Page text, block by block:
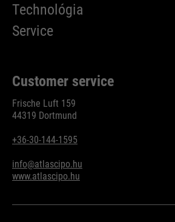
Technológia
Service
Customer service
Frische Luft 159
44319 Dortmund
+36-30-144-1595
info@atlascipo.hu
www.atlascipo.hu